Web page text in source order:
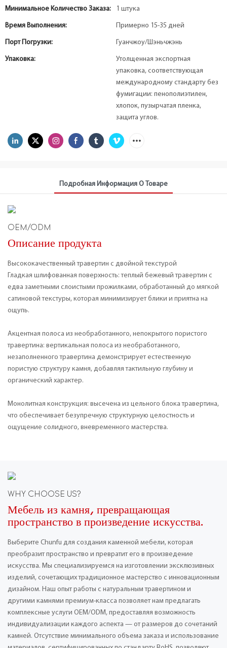
Минимальное Количество Заказа: 1 штука
Время Выполнения: Примерно 15-35 дней
Порт Погрузки: Гуанчжоу/Шэньчжэнь
Упаковка:
Утолщенная экспортная
упаковка, соответствующая
международному стандарту без
фумигации: пенополиэтилен,
хлопок, пузырчатая пленка,
защита углов.
Подробная Информация О Товаре
OEM/ODM
Описание продукта
Высококачественный травертин с двойной текстурой
Гладкая шлифованная поверхность: теплый бежевый травертин с
едва заметными слоистыми прожилками, обработанный до мягкой
сатиновой текстуры, которая минимизирует блики и приятна на
ощупь.
Акцентная полоса из необработанного, непокрытого пористого
травертина: вертикальная полоса из необработанного,
незаполненного травертина демонстрирует естественную
пористую структуру камня, добавляя тактильную глубину и
органический характер.
Монолитная конструкция: высечена из цельного блока травертина,
что обеспечивает безупречную структурную целостность и
ощущение солидного, вневременного мастерства.
WHY CHOOSE US?
Мебель из камня, превращающая
пространство в произведение искусства.
Выберите Chunfu для создания каменной мебели, которая
преобразит пространство и превратит его в произведение
искусства. Мы специализируемся на изготовлении эксклюзивных
изделий, сочетающих традиционное мастерство с инновационным
дизайном. Наш опыт работы с натуральным травертином и
другими камнями премиум-класса позволяет нам предлагать
комплексные услуги OEM/ODM, предоставляя возможность
индивидуализации каждого аспекта — от размеров до сочетаний
камней. Отсутствие минимального объема заказа и использование